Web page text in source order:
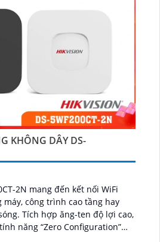
KHÔNG DÂY DS-
2N mang đến kết nối WiFi
công trình cao tầng hay
lợi cao,
năng “Zero Configuration”